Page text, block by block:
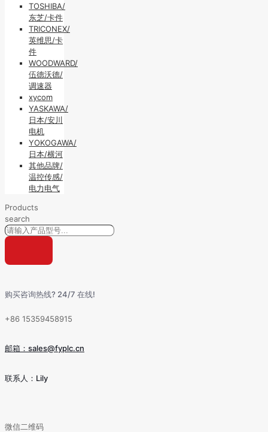
TOSHIBA/
东芝/卡件
TRICONEX/
英维思/卡
件
WOODWARD/
伍德沃德/
调速器
xycom
YASKAWA/
日本/安川
电机
YOKOGAWA/
日本/横河
其他品牌/
温控传感/
电力电气
Products
search
购买咨询热线? 24/7 在线!
+86 15359458915
邮箱：sales@fyplc.cn
联系人：Lily
微信二维码